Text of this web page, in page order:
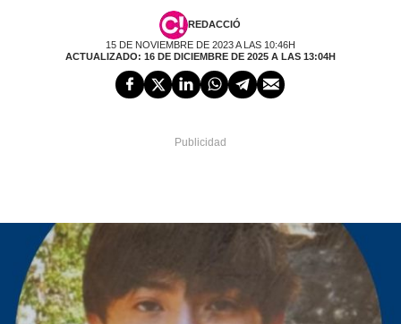
REDACCIÓ
15 DE NOVIEMBRE DE 2023 A LAS 10:46H
ACTUALIZADO: 16 DE DICIEMBRE DE 2025 A LAS 13:04H